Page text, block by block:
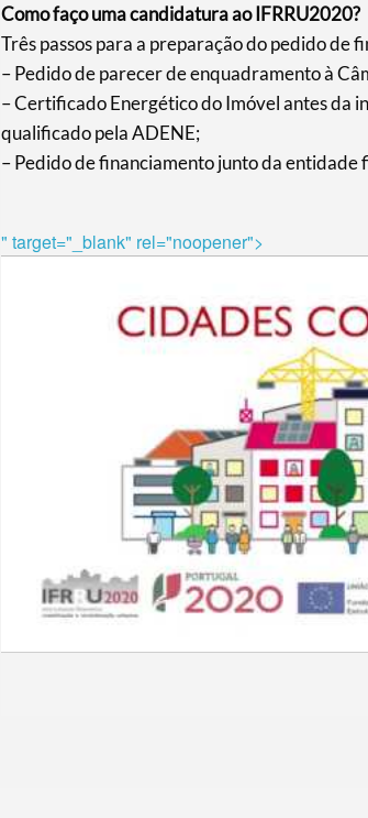
Como faço uma candidatura ao IFRRU2020?
Três passos para a preparação do pedido de
– Pedido de parecer de enquadramento à
– Certificado Energético do Imóvel antes da
qualificado pela ADENE;
– Pedido de financiamento junto da entidade
" target="_blank" rel="noopener">